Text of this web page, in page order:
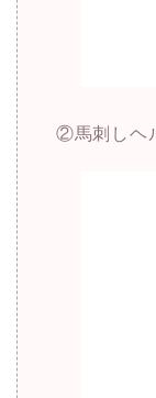
②馬刺しヘ